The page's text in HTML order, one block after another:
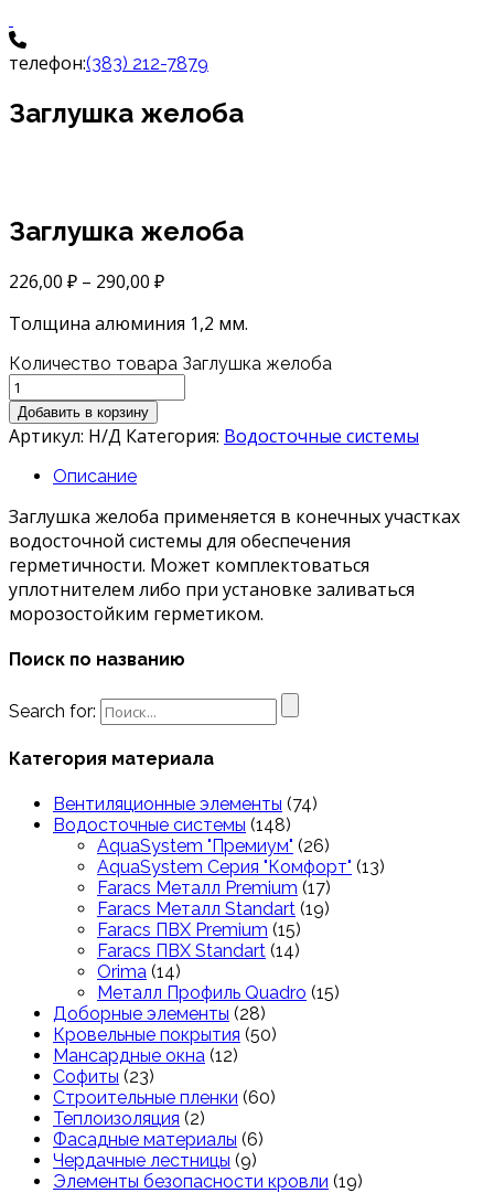
телефон:(383) 212-7879
Заглушка желоба
Заглушка желоба
226,00 ₽ – 290,00 ₽
Толщина алюминия 1,2 мм.
Количество товара Заглушка желоба
Добавить в корзину
Артикул: Н/Д Категория: Водосточные системы
Описание
Заглушка желоба применяется в конечных участках
водосточной системы для обеспечения
герметичности. Может комплектоваться
уплотнителем либо при установке заливаться
морозостойким герметиком.
Поиск по названию
Search for:
Категория материала
Вентиляционные элементы (74)
Водосточные системы (148)
AquaSystem "Премиум" (26)
AquaSystem Серия "Комфорт" (13)
Faracs Металл Premium (17)
Faracs Металл Standart (19)
Faracs ПВХ Premium (15)
Faracs ПВХ Standart (14)
Orima (14)
Металл Профиль Quadro (15)
Доборные элементы (28)
Кровельные покрытия (50)
Мансардные окна (12)
Софиты (23)
Строительные пленки (60)
Теплоизоляция (2)
Фасадные материалы (6)
Чердачные лестницы (9)
Элементы безопасности кровли (19)